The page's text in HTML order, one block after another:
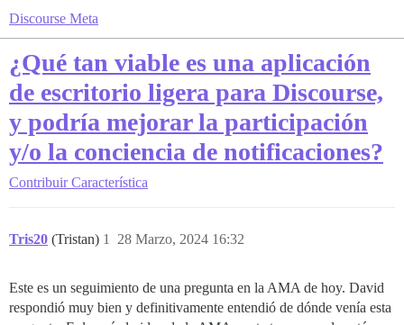
Discourse Meta
¿Qué tan viable es una aplicación
de escritorio ligera para Discourse,
y podría mejorar la participación
y/o la conciencia de notificaciones?
Contribuir Característica
Tris20 (Tristan) 28 Marzo, 2024 16:32
1
Este es un seguimiento de una pregunta en la AMA de hoy. David
respondió muy bien y definitivamente entendió de dónde venía esta